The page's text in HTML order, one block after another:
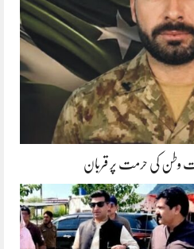
وطن کی حرمت پر قربان